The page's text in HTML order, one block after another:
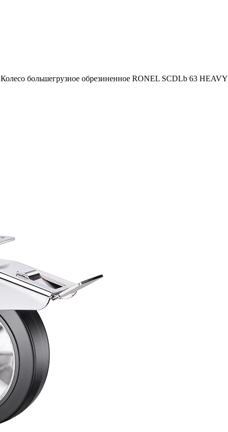
Колесо большегрузное обрезиненное RONEL SCDLb 63 HEAVY